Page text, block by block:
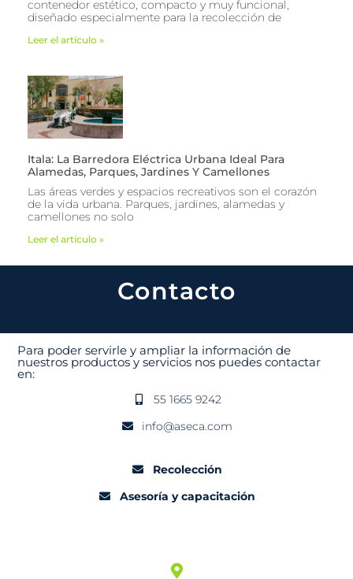
contenedor estético, compacto y muy funcional,
diseñado especialmente para la recolección de
Leer el artículo »
Itala: La Barredora Eléctrica Urbana Ideal Para
Alamedas, Parques, Jardines Y Camellones
Las áreas verdes y espacios recreativos son el corazón
de la vida urbana. Parques, jardines, alamedas y
camellones no solo
Leer el artículo »
Contacto
Para poder servirle y ampliar la información de
nuestros productos y servicios nos puedes contactar
en:
55 1665 9242
info@aseca.com
Recolección
Asesoría y capacitación